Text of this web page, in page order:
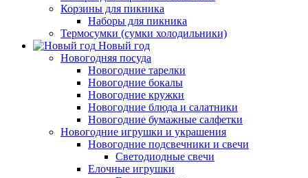
Корзины для пикника
Наборы для пикника
Термосумки (сумки холодильники)
Новый год
Новогодняя посуда
Новогодние тарелки
Новогодние бокалы
Новогодние кружки
Новогодние блюда и салатники
Новогодние бумажные салфетки
Новогодние игрушки и украшения
Новогодние подсвечники и свечи
Светодиодные свечи
Елочные игрушки